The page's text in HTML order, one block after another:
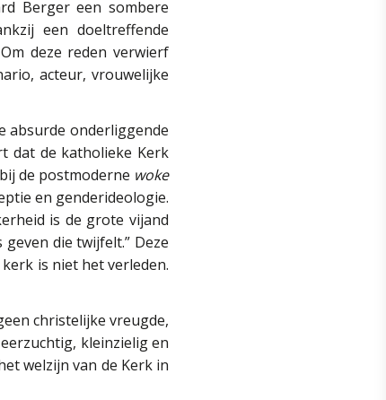
Berger een sombere
een doeltreffende
deze reden verwierf
acteur, vrouwelijke
absurde onderliggende
dat de katholieke Kerk
de postmoderne woke
en genderideologie.
is de grote vijand
die twijfelt.” Deze
is niet het verleden.
christelijke vreugde,
kleinzielig en
welzijn van de Kerk in